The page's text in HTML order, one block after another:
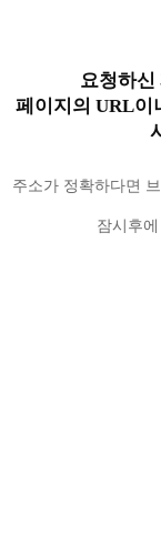
요청하신
페이지의 URL이
주소가 정확하다면
잠시후